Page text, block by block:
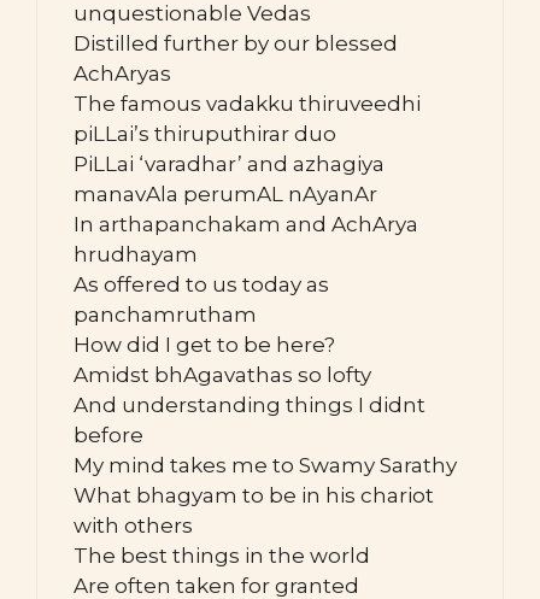
unquestionable Vedas
Distilled further by our blessed
AchAryas
The famous vadakku thiruveedhi
piLLai’s thiruputhirar duo
PiLLai ‘varadhar’ and azhagiya
manavAla perumAL nAyanAr
In arthapanchakam and AchArya
hrudhayam
As offered to us today as
panchamrutham
How did I get to be here?
Amidst bhAgavathas so lofty
And understanding things I didnt
before
My mind takes me to Swamy Sarathy
What bhagyam to be in his chariot
with others
The best things in the world
Are often taken for granted